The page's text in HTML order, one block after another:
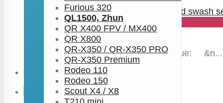
Furious 320
QL1500, Zhun
QR X400 FPV / MX400
QR X800
QR-X350 / QR-X350 PRO
QR-X350 Premium
Rodeo 110
Rodeo 150
Scout X4 / X8
€ 32,89 € 25,30
Lisää ostoskoriin Info
Operating Voltage: 6~8.4V Stall Torque: &n...